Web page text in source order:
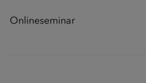
Onlineseminar